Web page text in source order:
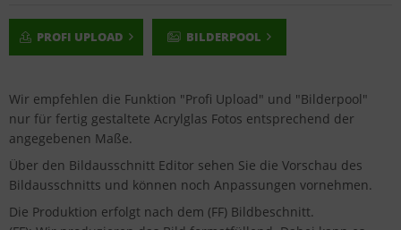
PROFI UPLOAD BILDERPOOL
Wir empfehlen die Funktion "Profi Upload" und "Bilderpool"
nur für fertig gestaltete Acrylglas Fotos entsprechend der
angegebenen Maße.
Über den Bildausschnitt Editor sehen Sie die Vorschau des
Bildausschnitts und können noch Anpassungen vornehmen.
Die Produktion erfolgt nach dem (FF) Bildbeschnitt.